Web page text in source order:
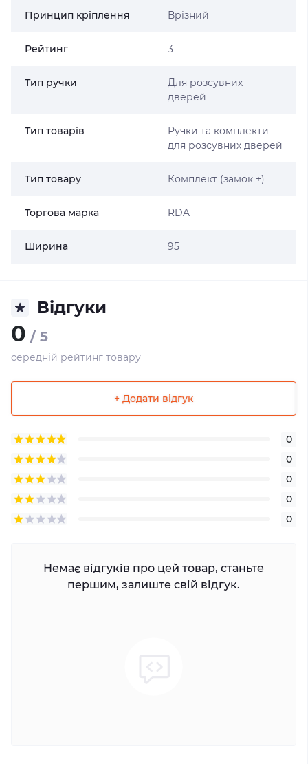
Принцип кріплення Врізний
Рейтинг 3
Тип ручки
Для розсувних
дверей
Тип товарів
Ручки та комплекти
для розсувних дверей
Тип товару Комплект (замок +)
Торгова марка RDA
Ширина 95
Відгуки
0 / 5
середній рейтинг товару
+ Додати відгук
0
0
0
0
0
Немає відгуків про цей товар, станьте
першим, залиште свій відгук.